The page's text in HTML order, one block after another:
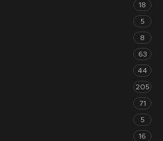
18
5
8
63
44
205
71
5
16